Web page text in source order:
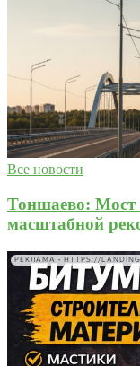
Все новости
Тоншаево: Мост
масштабной
РЕКЛАМА • HTTPS://